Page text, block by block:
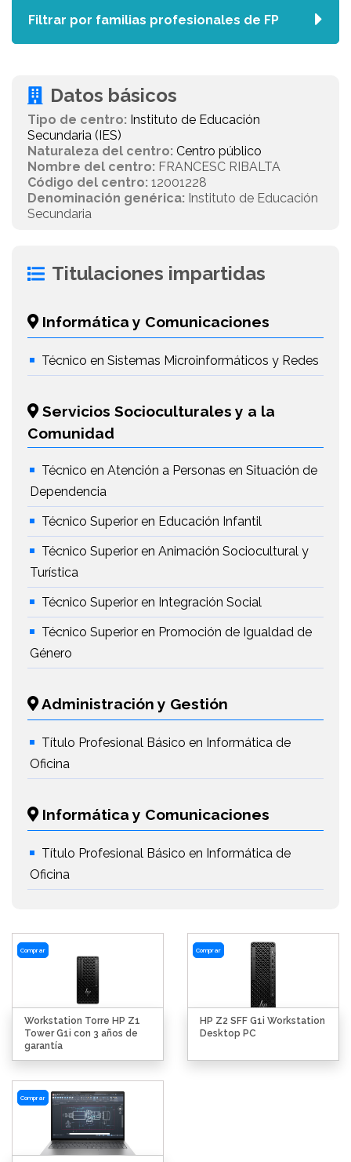
Datos básicos
Tipo de centro: Instituto de Educación
Secundaria (IES)
Naturaleza del centro: Centro público
Nombre del centro: FRANCESC RIBALTA
Código del centro: 12001228
Denominación genérica: Instituto de Educación
Secundaria
Titulaciones impartidas
Informática y Comunicaciones
Técnico en Sistemas Microinformáticos y Redes
Servicios Socioculturales y a la
Comunidad
Técnico en Atención a Personas en Situación de
Dependencia
Técnico Superior en Educación Infantil
Técnico Superior en Animación Sociocultural y
Turística
Técnico Superior en Integración Social
Técnico Superior en Promoción de Igualdad de
Género
Administración y Gestión
Título Profesional Básico en Informática de
Oficina
Informática y Comunicaciones
Título Profesional Básico en Informática de
Oficina
Comprar
Workstation Torre HP Z1
Tower G1i con 3 años de
garantía
Comprar
HP Z2 SFF G1i Workstation
Desktop PC
Comprar
Filtrar por familias profesionales de FP